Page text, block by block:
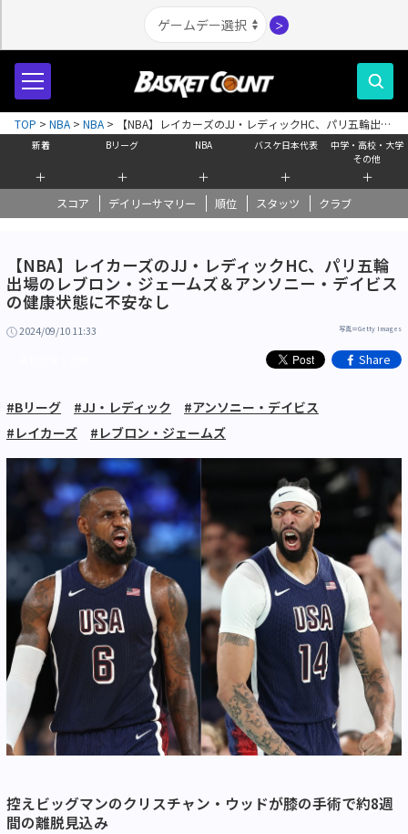
＞
新着
＋
Bリーグ
＋
NBA
＋
バスケ日本代表
＋
中学・高校・大学
その他
＋
スコア デイリーサマリー 順位 スタッツ クラブ
TOP > NBA > NBA >
【NBA】レイカーズのJJ・レディックHC、パリ五輪出場
のレブロン・ジェームズ＆アンソニー・デイビスの健康状態に不安なし
【NBA】レイカーズのJJ・レディックHC、パリ五輪
出場のレブロン・ジェームズ＆アンソニー・デイビス
の健康状態に不安なし
2024/09/10 11:33 写真＝Getty Images
Share
#Bリーグ #JJ・レディック
#アンソニー・デイビス
#レイカーズ
#レブロン・ジェームズ
控えビッグマンのクリスチャン・ウッドが膝の手術で約8週
間の離脱見込み